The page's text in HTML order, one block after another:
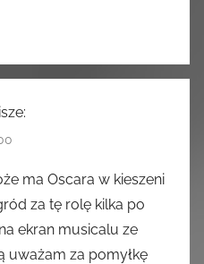
ma Oscara w kieszeni
za tę rolę kilka po
ekran musicalu ze
uważam za pomyłkę